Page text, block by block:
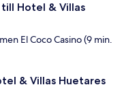
Hotel & Villas
El Coco Casino (9 min.
& Villas Huetares